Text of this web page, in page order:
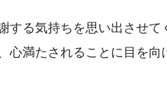
する気持ちを思い出させ
心満たされることに目を向